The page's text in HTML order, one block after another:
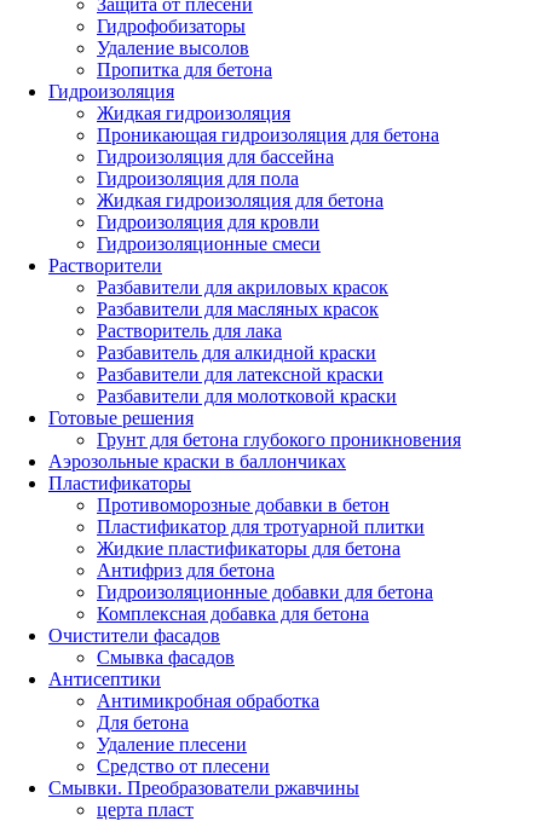
Защита от плесени
Гидрофобизаторы
Удаление высолов
Пропитка для бетона
Гидроизоляция
Жидкая гидроизоляция
Проникающая гидроизоляция для бетона
Гидроизоляция для бассейна
Гидроизоляция для пола
Жидкая гидроизоляция для бетона
Гидроизоляция для кровли
Гидроизоляционные смеси
Растворители
Разбавители для акриловых красок
Разбавители для масляных красок
Растворитель для лака
Разбавитель для алкидной краски
Разбавители для латексной краски
Разбавители для молотковой краски
Готовые решения
Грунт для бетона глубокого проникновения
Аэрозольные краски в баллончиках
Пластификаторы
Противоморозные добавки в бетон
Пластификатор для тротуарной плитки
Жидкие пластификаторы для бетона
Антифриз для бетона
Гидроизоляционные добавки для бетона
Комплексная добавка для бетона
Очистители фасадов
Смывка фасадов
Антисептики
Антимикробная обработка
Для бетона
Удаление плесени
Средство от плесени
Смывки. Преобразователи ржавчины
церта пласт